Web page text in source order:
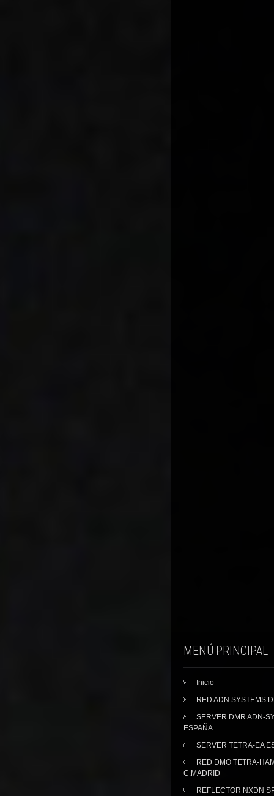
MENÚ PRINCIPAL
Inicio
RED ADN SYSTEMS
SERVER DMR ADN-
ESPAÑA
SERVER TETRA-EA
RED DMO TETRA-
C.MADRID
REFLECTOR NXDN